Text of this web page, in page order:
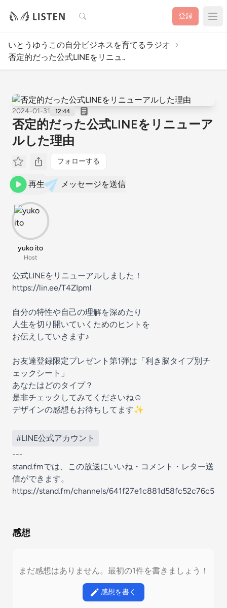
検索 登録
いとうゆうこの自分ビジネスを育てるラジオ
否定的だった公式LINEをリニュ..
2024-01-31 12:44
否定的だった公式LINEをリニューア
ルした理由
フォローする
再生 メッセージを送信
yuko ito
Host
公式LINEをリニューアルしました！
https://lin.ee/T4ZIpml
自分の特性や自己の理解を深めたり
人生を切り開いていくためのヒントを
お伝えしていきます♪
お友達登録限定プレゼント第1弾は「利き脳タイプ別チ
ェックシート」
あなたはどのタイプ？
是非チェックしてみてくださいね☺️
デザインの感想もお待ちしてます✨
#LINE公式アカウント
---
stand.fmでは、この放送にいいね・コメント・レター送
信ができます。
https://stand.fm/channels/641f27e1c881d58fc52c76c5
感想
まだ感想はありません。最初の1件を書きましょう！
感想を書く